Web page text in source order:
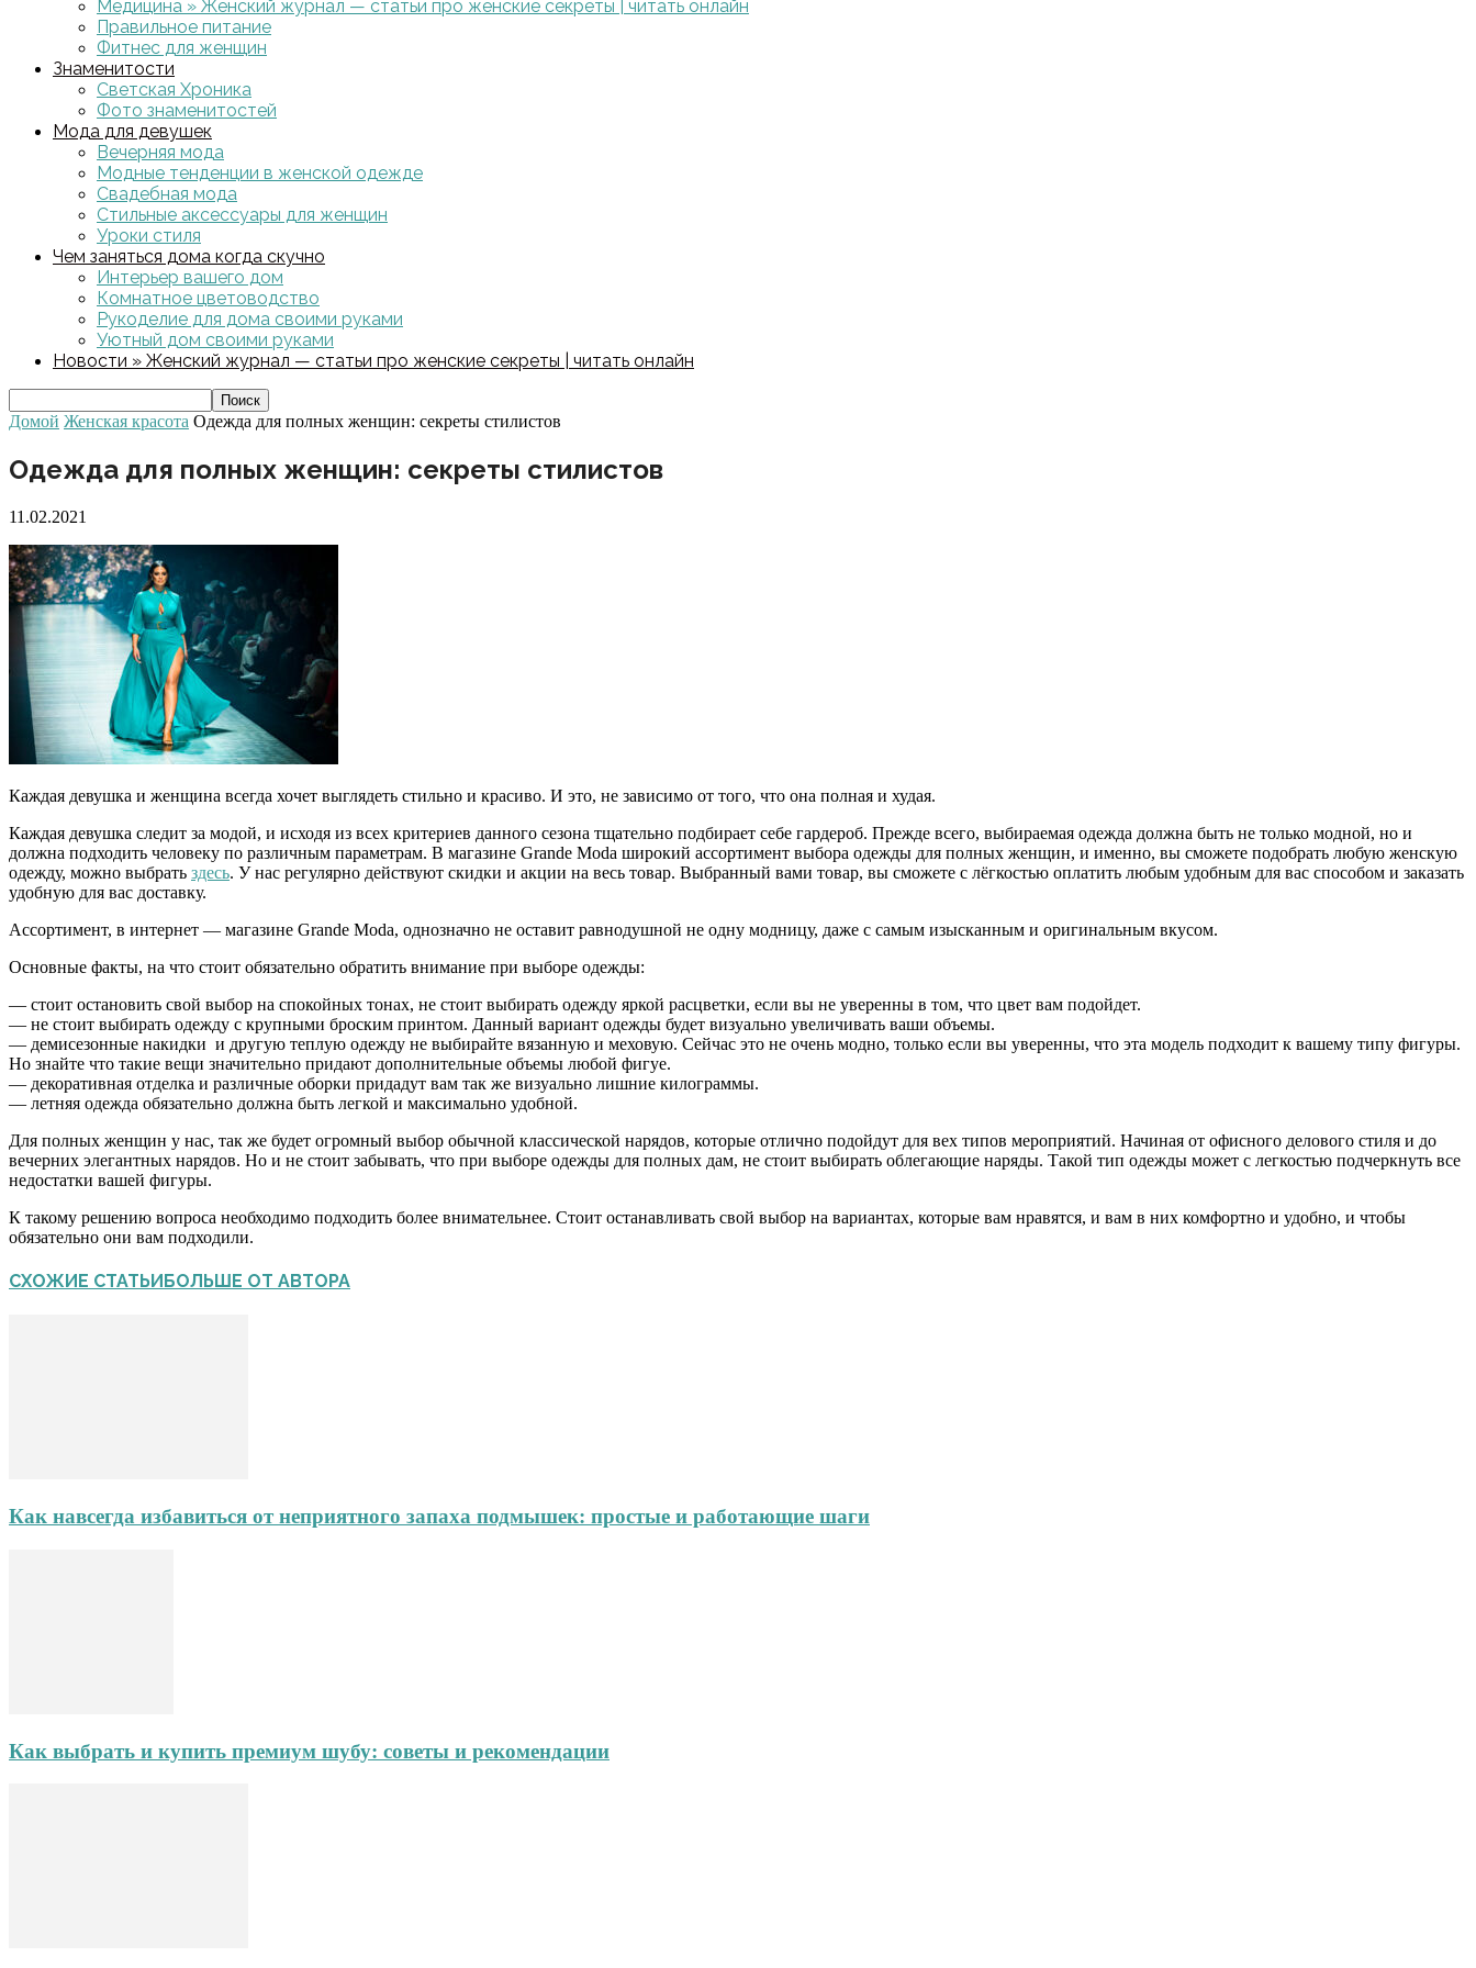
Медицина » Женский журнал — статьи про женские секреты | читать онлайн
Правильное питание
Фитнес для женщин
Знаменитости
Светская Хроника
Фото знаменитостей
Мода для девушек
Вечерняя мода
Модные тенденции в женской одежде
Свадебная мода
Стильные аксессуары для женщин
Уроки стиля
Чем заняться дома когда скучно
Интерьер вашего дом
Комнатное цветоводство
Рукоделие для дома своими руками
Уютный дом своими руками
Новости » Женский журнал — статьи про женские секреты | читать онлайн
Домой Женская красота Одежда для полных женщин: секреты стилистов
Одежда для полных женщин: секреты стилистов
11.02.2021
Каждая девушка и женщина всегда хочет выглядеть стильно и красиво. И это, не зависимо от того, что она полная и худая.
Каждая девушка следит за модой, и исходя из всех критериев данного сезона тщательно подбирает себе гардероб. Прежде всего, выбираемая одежда должна быть не только модной, но и
должна подходить человеку по различным параметрам. В магазине Grande Moda широкий ассортимент выбора одежды для полных женщин, и именно, вы сможете подобрать любую женскую
одежду, можно выбрать здесь. У нас регулярно действуют скидки и акции на весь товар. Выбранный вами товар, вы сможете с лёгкостью оплатить любым удобным для вас способом и заказать
удобную для вас доставку.
Ассортимент, в интернет — магазине Grande Moda, однозначно не оставит равнодушной не одну модницу, даже с самым изысканным и оригинальным вкусом.
Основные факты, на что стоит обязательно обратить внимание при выборе одежды:
— стоит остановить свой выбор на спокойных тонах, не стоит выбирать одежду яркой расцветки, если вы не уверенны в том, что цвет вам подойдет.
— не стоит выбирать одежду с крупными броским принтом. Данный вариант одежды будет визуально увеличивать ваши объемы.
— демисезонные накидки и другую теплую одежду не выбирайте вязанную и меховую. Сейчас это не очень модно, только если вы уверенны, что эта модель подходит к вашему типу фигуры.
Но знайте что такие вещи значительно придают дополнительные объемы любой фигуе.
— декоративная отделка и различные оборки придадут вам так же визуально лишние килограммы.
— летняя одежда обязательно должна быть легкой и максимально удобной.
Для полных женщин у нас, так же будет огромный выбор обычной классической нарядов, которые отлично подойдут для вех типов мероприятий. Начиная от офисного делового стиля и до
вечерних элегантных нарядов. Но и не стоит забывать, что при выборе одежды для полных дам, не стоит выбирать облегающие наряды. Такой тип одежды может с легкостью подчеркнуть все
недостатки вашей фигуры.
К такому решению вопроса необходимо подходить более внимательнее. Стоит останавливать свой выбор на вариантах, которые вам нравятся, и вам в них комфортно и удобно, и чтобы
обязательно они вам подходили.
СХОЖИЕ СТАТЬИБОЛЬШЕ ОТ АВТОРА
Как навсегда избавиться от неприятного запаха подмышек: простые и работающие шаги
Как выбрать и купить премиум шубу: советы и рекомендации